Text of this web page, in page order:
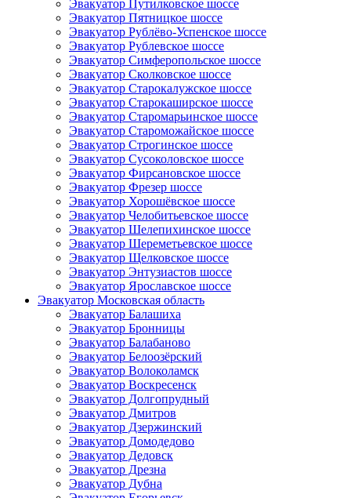
Эвакуатор Путилковское шоссе
Эвакуатор Пятницкое шоссе
Эвакуатор Рублёво-Успенское шоссе
Эвакуатор Рублевское шоссе
Эвакуатор Симферопольское шоссе
Эвакуатор Сколковское шоссе
Эвакуатор Старокалужское шоссе
Эвакуатор Старокаширское шоссе
Эвакуатор Старомарьинское шоссе
Эвакуатор Староможайское шоссе
Эвакуатор Строгинское шоссе
Эвакуатор Сусоколовское шоссе
Эвакуатор Фирсановское шоссе
Эвакуатор Фрезер шоссе
Эвакуатор Хорошёвское шоссе
Эвакуатор Челобитьевское шоссе
Эвакуатор Шелепихинское шоссе
Эвакуатор Шереметьевское шоссе
Эвакуатор Щелковское шоссе
Эвакуатор Энтузиастов шоссе
Эвакуатор Ярославское шоссе
Эвакуатор Московская область
Эвакуатор Балашиха
Эвакуатор Бронницы
Эвакуатор Балабаново
Эвакуатор Белоозёрский
Эвакуатор Волоколамск
Эвакуатор Воскресенск
Эвакуатор Долгопрудный
Эвакуатор Дмитров
Эвакуатор Дзержинский
Эвакуатор Домодедово
Эвакуатор Дедовск
Эвакуатор Дрезна
Эвакуатор Дубна